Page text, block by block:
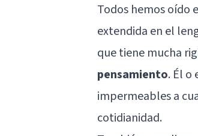
Todos hemos oído
extendida en el
que tiene mucha
pensamiento. Él o
impermeables a
cotidianidad.